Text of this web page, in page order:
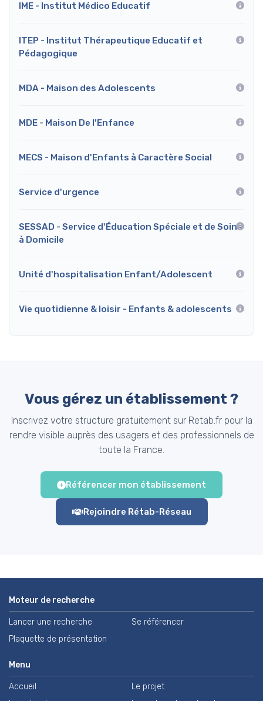
IME - Institut Médico Educatif
ITEP - Institut Thérapeutique Educatif et
Pédagogique
MDA - Maison des Adolescents
MDE - Maison De l'Enfance
MECS - Maison d'Enfants à Caractère Social
Service d'urgence
SESSAD - Service d'Éducation Spéciale et de Soins
à Domicile
Unité d'hospitalisation Enfant/Adolescent
Vie quotidienne & loisir - Enfants & adolescents
Vous gérez un établissement ?
Inscrivez votre structure gratuitement sur Retab.fr pour la
rendre visible auprès des usagers et des professionnels de
toute la France.
Référencer mon établissement
Rejoindre Rétab-Réseau
Moteur de recherche
Lancer une recherche
Se référencer
Plaquette de présentation
Menu
Accueil
Le projet